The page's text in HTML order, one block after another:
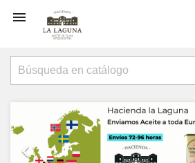


Anterior